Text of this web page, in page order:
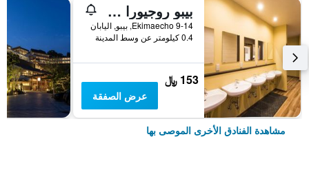
بيبو روجيورا ستاياساونا
9-14 Ekimaecho, بيبو, اليابان
0.4 كيلومتر عن وسط المدينة
153 ﷼
عرض الصفقة
مشاهدة الفنادق الأخرى الموصى بها